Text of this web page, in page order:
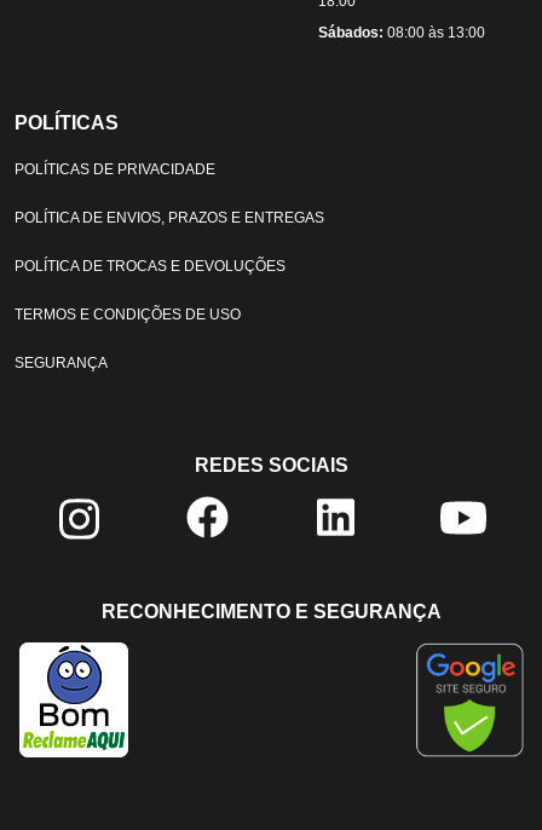
Sábados: 08:00 às 13:00
POLÍTICAS
POLÍTICAS DE PRIVACIDADE
POLÍTICA DE ENVIOS, PRAZOS E ENTREGAS
POLÍTICA DE TROCAS E DEVOLUÇÕES
TERMOS E CONDIÇÕES DE USO
SEGURANÇA
REDES SOCIAIS
RECONHECIMENTO E SEGURANÇA